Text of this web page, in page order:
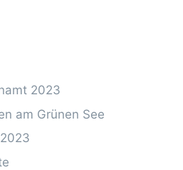
2023
am Grünen See